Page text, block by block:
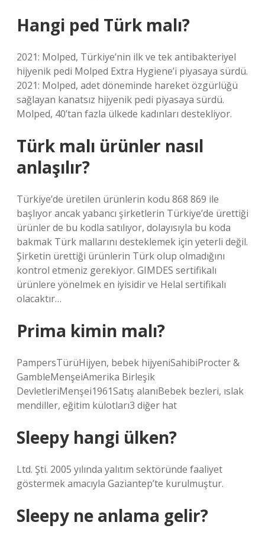
Hangi ped Türk malı?
2021: Molped, Türkiye’nin ilk ve tek antibakteriyel
hijyenik pedi Molped Extra Hygiene’i piyasaya sürdü.
2021: Molped, adet döneminde hareket özgürlüğü
sağlayan kanatsız hijyenik pedi piyasaya sürdü.
Molped, 40’tan fazla ülkede kadınları destekliyor.
Türk malı ürünler nasıl
anlaşılır?
Türkiye’de üretilen ürünlerin kodu 868 869 ile
başlıyor ancak yabancı şirketlerin Türkiye’de ürettiği
ürünler de bu kodla satılıyor, dolayısıyla bu koda
bakmak Türk mallarını desteklemek için yeterli değil.
Şirketin ürettiği ürünlerin Türk olup olmadığını
kontrol etmeniz gerekiyor. GIMDES sertifikalı
ürünlere yönelmek en iyisidir ve Helal sertifikalı
olacaktır…
Prima kimin malı?
PampersTürüHijyen, bebek hijyeniSahibiProcter &
GambleMenşeiAmerika Birleşik
DevletleriMenşei1961Satış alanıBebek bezleri, ıslak
mendiller, eğitim külotları3 diğer hat
Sleepy hangi ülken?
Ltd. Şti. 2005 yılında yalıtım sektöründe faaliyet
göstermek amacıyla Gaziantep’te kurulmuştur.
Sleepy ne anlama gelir?